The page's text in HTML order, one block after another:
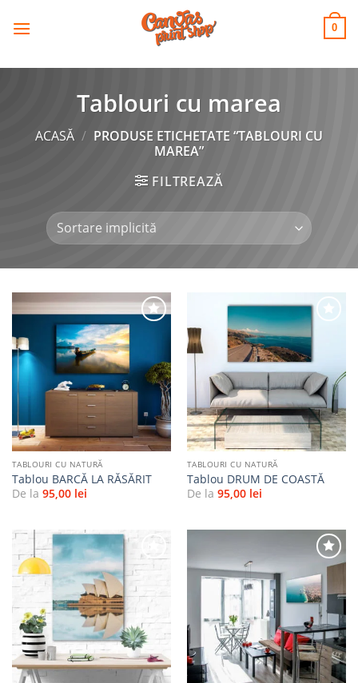
CANVAS
PRINT SHOP 0
Tablouri cu marea
ACASĂ / PRODUSE ETICHETATE “TABLOURI CU
MAREA”
FILTREAZĂ
Adaugă
la
favorite
TABLOURI CU NATURĂ
Tablou BARCĂ LA RĂSĂRIT
De la 95,00 lei
Adaugă
la
favorite
TABLOURI CU NATURĂ
Tablou DRUM DE COASTĂ
De la 95,00 lei
Adaugă
la
favorite
Adaugă
la
favorite